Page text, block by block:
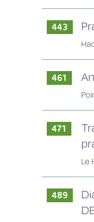
443
461
471
Le
489